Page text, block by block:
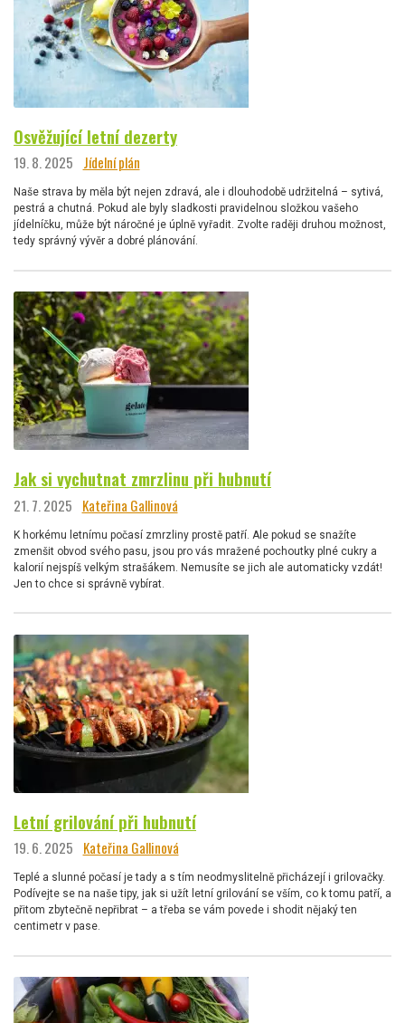
Osvěžující letní dezerty
19. 8. 2025 Jídelní plán
Naše strava by měla být nejen zdravá, ale i dlouhodobě udržitelná – sytivá,
pestrá a chutná. Pokud ale byly sladkosti pravidelnou složkou vašeho
jídelníčku, může být náročné je úplně vyřadit. Zvolte raději druhou možnost,
tedy správný vývěr a dobré plánování.
Jak si vychutnat zmrzlinu při hubnutí
21. 7. 2025 Kateřina Gallinová
K horkému letnímu počasí zmrzliny prostě patří. Ale pokud se snažíte
zmenšit obvod svého pasu, jsou pro vás mražené pochoutky plné cukry a
kalorií nejspíš velkým strašákem. Nemusíte se jich ale automaticky vzdát!
Jen to chce si správně vybírat.
Letní grilování při hubnutí
19. 6. 2025 Kateřina Gallinová
Teplé a slunné počasí je tady a s tím neodmyslitelně přicházejí i grilovačky.
Podívejte se na naše tipy, jak si užít letní grilování se vším, co k tomu patří, a
přitom zbytečně nepřibrat – a třeba se vám povede i shodit nějaký ten
centimetr v pase.